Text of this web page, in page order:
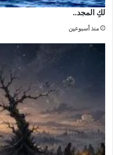
لكِ المجد..
منذ أسبوعين